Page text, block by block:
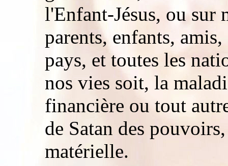
l'Enfant-Jésus, ou sur
parents, enfants,
pays, et toutes les
nos vies soit, la
financière ou tout
de Satan des
matérielle.